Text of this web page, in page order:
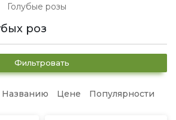
Голубые розы
роз
Фильтровать
Названию Цене Популярности